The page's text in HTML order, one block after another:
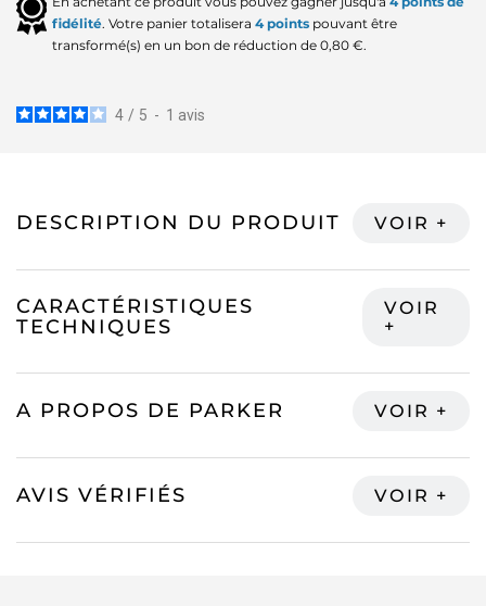
fidélité. Votre panier totalisera 4points pouvant être
transformé(s) en un bon de réduction de 0,80 €.
4 / 5 - 1 avis
DESCRIPTION DU PRODUIT
CARACTÉRISTIQUES
TECHNIQUES
A PROPOS DE PARKER
AVIS VÉRIFIÉS